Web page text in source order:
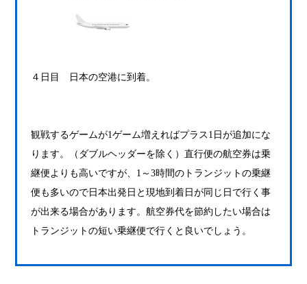
４日目 日本の空港に到着。
観戦するゲームが1ゲーム増えればプラス1日が追加にな
ります。（ダブルヘッダーを除く）直行便の航空券は乗
継便よりも高いですが、1～3時間のトランジットの乗継
便も多いので日本出発日と現地到着日が同じ日で行く事
が出来る場合があります。航空券代を節約したい場合は
トランジットの短い乗継便で行くと良いでしょう。